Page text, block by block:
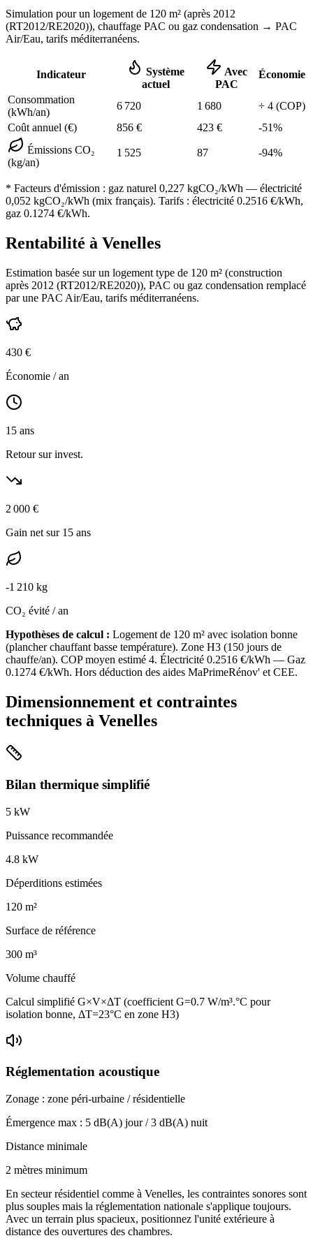
Simulation pour un logement de 120 m² (après 2012
(RT2012/RE2020)), chauffage PAC ou gaz condensation → PAC
Air/Eau, tarifs méditerranéens.
Indicateur
Système
actuel
Avec
PAC
Économie
Consommation
(kWh/an)
6 720 1 680 ÷ 4 (COP)
Coût annuel (€)
856 € 423 € -51%
Émissions CO₂
(kg/an)
1 525 87 -94%
* Facteurs d'émission : gaz naturel 0,227 kgCO₂/kWh — électricité
0,052 kgCO₂/kWh (mix français). Tarifs : électricité 0.2516 €/kWh,
gaz 0.1274 €/kWh.
Rentabilité à Venelles
Estimation basée sur un logement type de 120 m² (construction
après 2012 (RT2012/RE2020)), PAC ou gaz condensation remplacé
par une PAC Air/Eau, tarifs méditerranéens.
430 €
Économie / an
15 ans
Retour sur invest.
2 000 €
Gain net sur 15 ans
-1 210 kg
CO₂ évité / an
Hypothèses de calcul : Logement de 120 m² avec isolation bonne
(plancher chauffant basse température). Zone H3 (150 jours de
chauffe/an). COP moyen estimé 4. Électricité 0.2516 €/kWh — Gaz
0.1274 €/kWh. Hors déduction des aides MaPrimeRénov' et CEE.
Dimensionnement et contraintes
techniques à Venelles
Bilan thermique simplifié
5 kW
Puissance recommandée
4.8 kW
Déperditions estimées
120 m²
Surface de référence
300 m³
Volume chauffé
Calcul simplifié G×V×ΔT (coefficient G=0.7 W/m³.°C pour
isolation bonne, ΔT=23°C en zone H3)
Réglementation acoustique
Zonage : zone péri-urbaine / résidentielle
Émergence max : 5 dB(A) jour /3 dB(A) nuit
Distance minimale
2 mètres minimum
En secteur résidentiel comme à Venelles, les contraintes sonores sont
plus souples mais la réglementation nationale s'applique toujours.
Avec un terrain plus spacieux, positionnez l'unité extérieure à
distance des ouvertures des chambres.